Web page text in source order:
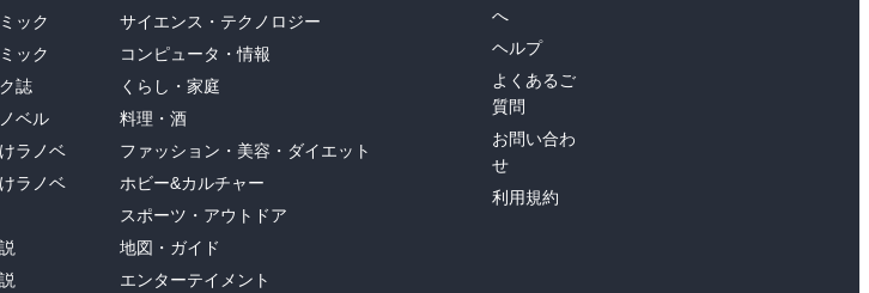
ック
ック
誌
ベル
ラノベ
ラノベ
サイエンス・テクノロジー
コンピュータ・情報
くらし・家庭
料理・酒
ファッション・美容・ダイエット
ホビー&カルチャー
スポーツ・アウトドア
地図・ガイド
エンターテイメント
へ
ヘルプ
よくあるご
質問
お問い合わ
せ
利用規約